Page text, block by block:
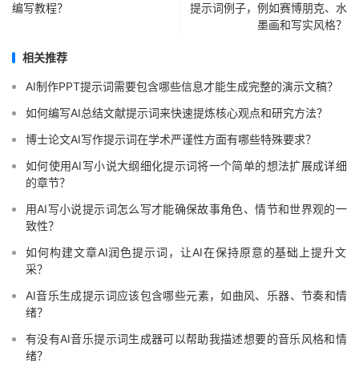
编写教程？
提示词例子，例如赛博朋克、水
墨画和写实风格？
相关推荐
AI制作PPT提示词需要包含哪些信息才能生成完整的演示文稿？
如何编写AI总结文献提示词来快速提炼核心观点和研究方法？
博士论文AI写作提示词在学术严谨性方面有哪些特殊要求？
如何使用AI写小说大纲细化提示词将一个简单的想法扩展成详细
的章节？
用AI写小说提示词怎么写才能确保故事角色、情节和世界观的一
致性？
如何构建文章AI润色提示词，让AI在保持原意的基础上提升文
采？
AI音乐生成提示词应该包含哪些元素，如曲风、乐器、节奏和情
绪？
有没有AI音乐提示词生成器可以帮助我描述想要的音乐风格和情
绪？